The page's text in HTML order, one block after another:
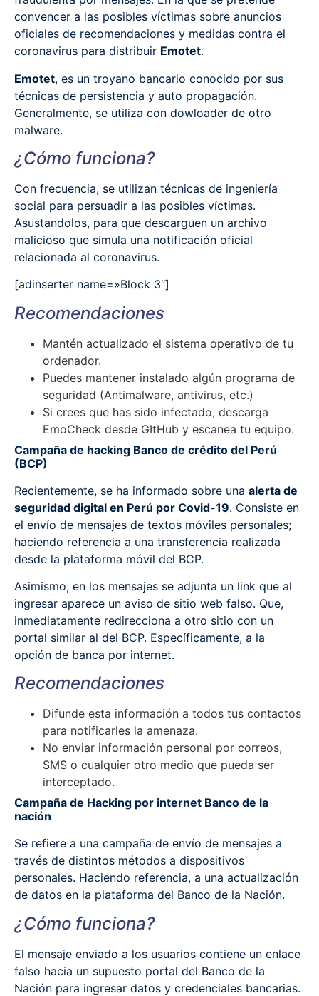
convencer a las posibles víctimas sobre anuncios
oficiales de recomendaciones y medidas contra el
coronavirus para distribuir Emotet.
Emotet, es un troyano bancario conocido por sus
técnicas de persistencia y auto propagación.
Generalmente, se utiliza con dowloader de otro
malware.
¿Cómo funciona?
Con frecuencia, se utilizan técnicas de ingeniería
social para persuadir a las posibles víctimas.
Asustandolos, para que descarguen un archivo
malicioso que simula una notificación oficial
relacionada al coronavirus.
[adinserter name=»Block 3″]
Recomendaciones
Mantén actualizado el sistema operativo de tu
ordenador.
Puedes mantener instalado algún programa de
seguridad (Antimalware, antivirus, etc.)
Si crees que has sido infectado, descarga
EmoCheck desde GItHub y escanea tu equipo.
Campaña de hacking Banco de crédito del Perú
(BCP)
Recientemente, se ha informado sobre una alerta de
seguridad digital en Perú por Covid-19. Consiste en
el envío de mensajes de textos móviles personales;
haciendo referencia a una transferencia realizada
desde la plataforma móvil del BCP.
Asimismo, en los mensajes se adjunta un link que al
ingresar aparece un aviso de sitio web falso. Que,
inmediatamente redirecciona a otro sitio con un
portal similar al del BCP. Específicamente, a la
opción de banca por internet.
Recomendaciones
Difunde esta información a todos tus contactos
para notificarles la amenaza.
No enviar información personal por correos,
SMS o cualquier otro medio que pueda ser
interceptado.
Campaña de Hacking por internet Banco de la
nación
Se refiere a una campaña de envío de mensajes a
través de distintos métodos a dispositivos
personales. Haciendo referencia, a una actualización
de datos en la plataforma del Banco de la Nación.
¿Cómo funciona?
El mensaje enviado a los usuarios contiene un enlace
falso hacia un supuesto portal del Banco de la
Nación para ingresar datos y credenciales bancarias.